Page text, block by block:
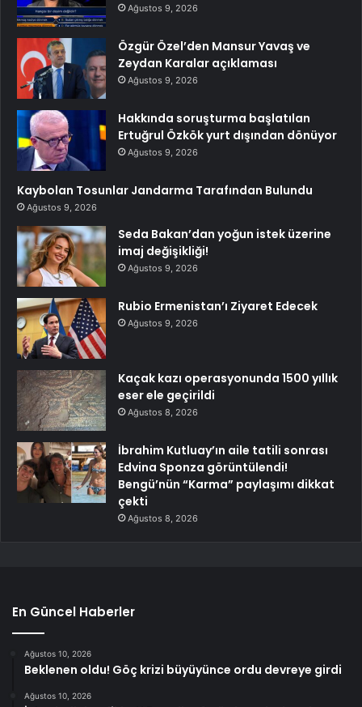
Ağustos 9, 2026
Özgür Özel’den Mansur Yavaş ve
Zeydan Karalar açıklaması
Ağustos 9, 2026
Hakkında soruşturma başlatılan
Ertuğrul Özkök yurt dışından dönüyor
Ağustos 9, 2026
Kaybolan Tosunlar Jandarma Tarafından Bulundu
Ağustos 9, 2026
Seda Bakan’dan yoğun istek üzerine
imaj değişikliği!
Ağustos 9, 2026
Rubio Ermenistan’ı Ziyaret Edecek
Ağustos 9, 2026
Kaçak kazı operasyonunda 1500 yıllık
eser ele geçirildi
Ağustos 8, 2026
İbrahim Kutluay’ın aile tatili sonrası
Edvina Sponza görüntülendi!
Bengü’nün “Karma” paylaşımı dikkat
çekti
Ağustos 8, 2026
En Güncel Haberler
Ağustos 10, 2026
Beklenen oldu! Göç krizi büyüyünce ordu devreye girdi
Ağustos 10, 2026